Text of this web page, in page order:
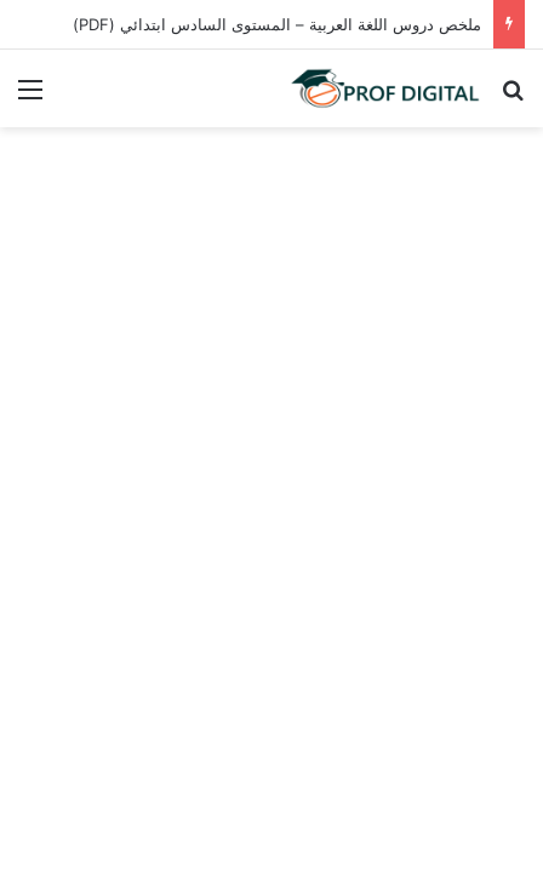
ملخص دروس اللغة العربية – المستوى السادس ابتدائي (PDF)
بحث عن